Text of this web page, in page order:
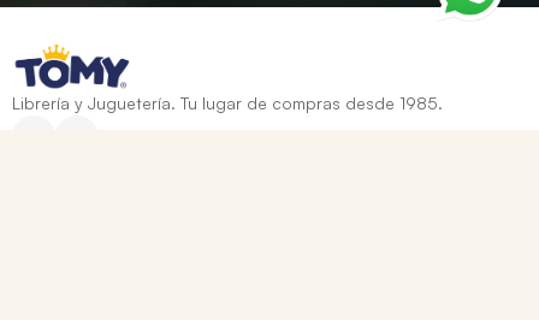
Librería y Juguetería. Tu lugar de compras desde 1985.